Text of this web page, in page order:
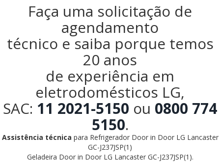
Faça uma solicitação de
agendamento
técnico e saiba porque temos
20 anos
de experiência em
eletrodomésticos LG,
SAC: 11 2021-5150 ou 0800 774
5150.
Assistência técnica para Refrigerador Door in Door LG Lancaster
GC-J237JSP(1)
Geladeira Door in Door LG Lancaster GC-J237JSP(1).